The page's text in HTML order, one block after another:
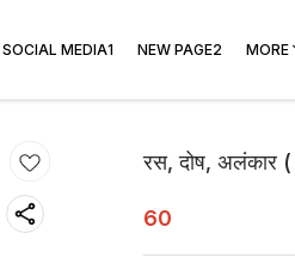
SOCIAL MEDIA1 NEW PAGE2 MORE
रस, दोष, अलंकार (
60